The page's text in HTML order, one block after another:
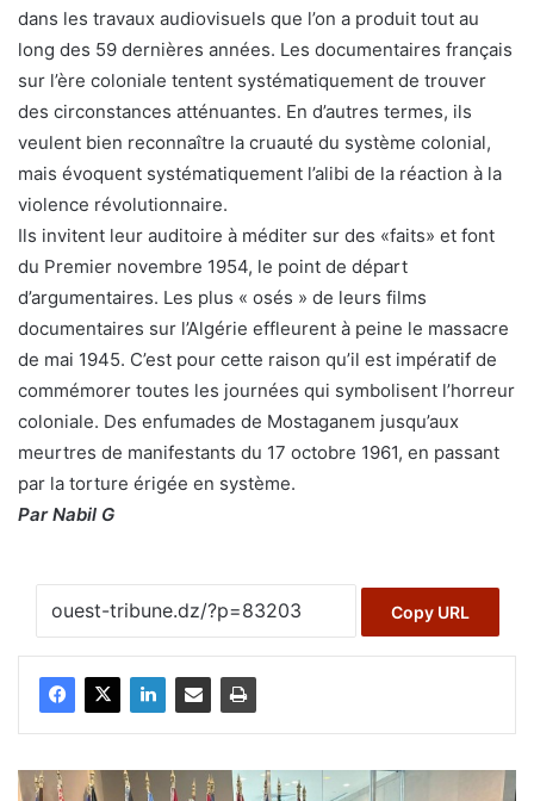
dans les travaux audiovisuels que l’on a produit tout au
long des 59 dernières années. Les documentaires français
sur l’ère coloniale tentent systématiquement de trouver
des circonstances atténuantes. En d’autres termes, ils
veulent bien reconnaître la cruauté du système colonial,
mais évoquent systématiquement l’alibi de la réaction à la
violence révolutionnaire.
Ils invitent leur auditoire à méditer sur des «faits» et font
du Premier novembre 1954, le point de départ
d’argumentaires. Les plus « osés » de leurs films
documentaires sur l’Algérie effleurent à peine le massacre
de mai 1945. C’est pour cette raison qu’il est impératif de
commémorer toutes les journées qui symbolisent l’horreur
coloniale. Des enfumades de Mostaganem jusqu’aux
meurtres de manifestants du 17 octobre 1961, en passant
par la torture érigée en système.
Par Nabil G
Copy URL